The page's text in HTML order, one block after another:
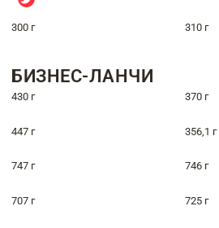
300 г 310 г
БИЗНЕС-ЛАНЧИ
430 г 370 г
447 г 356,1 г
747 г 746 г
707 г 725 г